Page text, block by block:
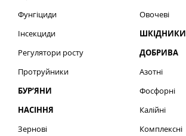
Фунгіциди
Інсекциди
Регулятори росту
Протруйники
БУР’ЯНИ
НАСІННЯ
Зернові
Овочеві
ШКІДНИКИ
ДОБРИВА
Азотні
Фосфорні
Калійні
Комплексні